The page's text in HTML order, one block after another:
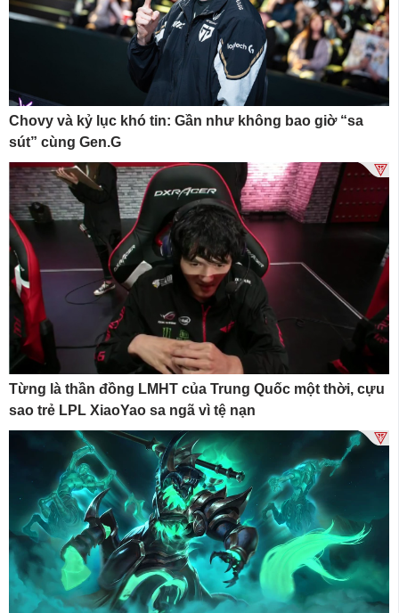
Chovy và kỷ lục khó tin: Gần như không bao giờ “sa
sút” cùng Gen.G
Từng là thần đồng LMHT của Trung Quốc một thời, cựu
sao trẻ LPL XiaoYao sa ngã vì tệ nạn